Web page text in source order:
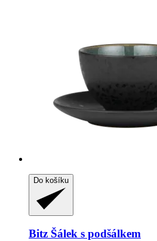
Do košíku
Bitz Šálek s podšálkem